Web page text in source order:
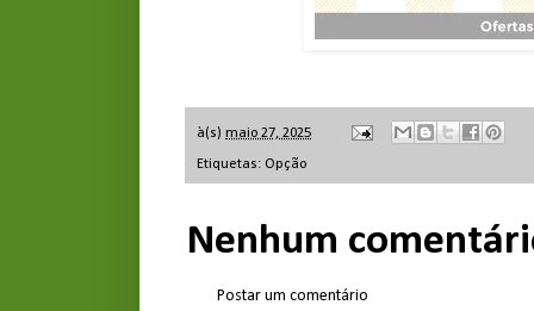
à(s) maio 27, 2025
Etiquetas: Opção
Nenhum
Postar um comentário